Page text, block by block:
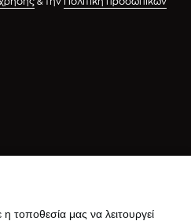
τοποθεσία μας να λειτουργεί